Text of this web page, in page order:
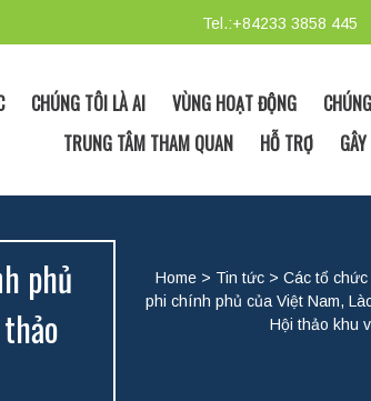
Tel.:+84233 3858 445
CHÚNG TÔI LÀ AI VÙNG HOẠT ĐỘNG
TRUNG TÂM THAM QUAN
HỖ TRỢ
phủ
Home > Tin tức >Các tổ
phi chính phủ của Việt Nam,
Hội thảo khu